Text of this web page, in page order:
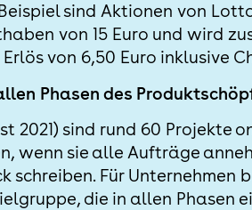
sind Aktionen von
von 15 Euro und wird
von 6,50 Euro inklusive
Phasen des
2021) sind rund 60 Projekte
wenn sie alle Aufträge
schreiben. Für
die in allen Phasen